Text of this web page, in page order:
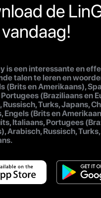
de
is een interessante en
talen te leren en
(Brits en Amerikaans),
(Braziliaans en
Turks, Japans,
Engels (Brits en
Italiaans, Portugees
Arabisch, Russisch,